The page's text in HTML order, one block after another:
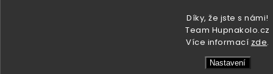
Díky, že jste s námi!
Team Hupnakolo.cz
Více informací zde.
Nastavení